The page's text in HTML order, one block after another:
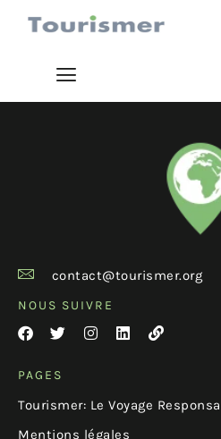
contact@tourismer.org
NOUS SUIVRE
PAGES
Tourismer: Le Voyage
Mentions légales